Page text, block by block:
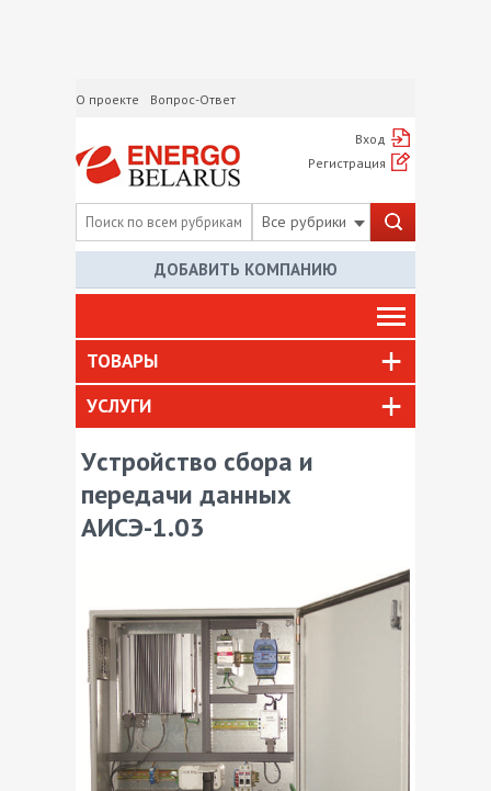
О проекте Вопрос-Ответ
Вход
Регистрация
Все рубрики
ДОБАВИТЬ КОМПАНИЮ
ТОВАРЫ
УСЛУГИ
Уcтройство сбора и
передачи данных
АИСЭ-1.03